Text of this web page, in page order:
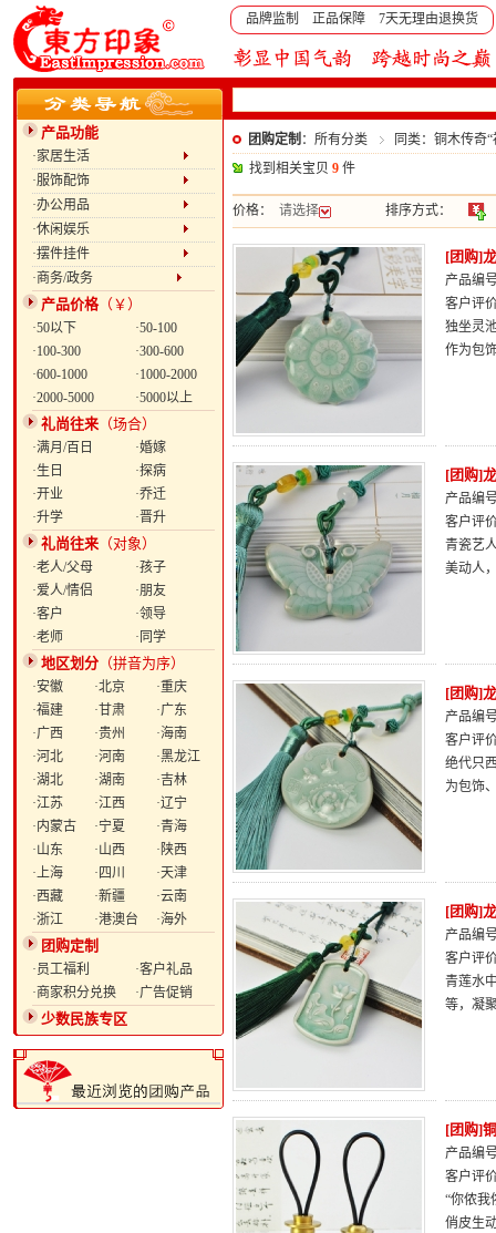
品牌监制 正品保障 7天无理由退换货
产品功能
·家居生活
·服饰配饰
·办公用品
·休闲娱乐
·摆件挂件
·商务/政务
产品价格（￥）
·50以下
·50-100
·100-300
·300-600
·600-1000
·1000-2000
·2000-5000
·5000以上
礼尚往来 （场合）
·满月/百日
·婚嫁
·生日
·探病
·开业
·乔迁
·升学
·晋升
礼尚往来 （对象）
·老人/父母
·孩子
·爱人/情侣
·朋友
·客户
·领导
·老师
·同学
地区划分 （拼音为序）
·安徽 ·北京
·重庆
·福建
·甘肃
·广东
·广西
·贵州
·海南
·河北
·河南
·黑龙江
·湖北
·湖南
·吉林
·江苏
·江西
·辽宁
·内蒙古
·宁夏
·青海
·山东
·山西
·陕西
·上海
·四川
·天津
·西藏
·新疆
·云南
·浙江
·港澳台 ·海外
团购定制
·员工福利
·客户礼品
·商家积分兑换
·广告促销
少数民族专区
团购定制 ：所有分类
同类：铜木传奇
找到相关宝贝 9 件
价格： 请选择 排序方式：
[团购]
产品编
客户评
独坐灵
作为包
[团购]
产品编
客户评
青瓷艺
美动人
[团购]
产品编
客户评
绝代只
为包饰
[团购]
产品编
客户评
青莲水
等，凝
[团购]
产品编
客户评
“你侬我
俏皮生